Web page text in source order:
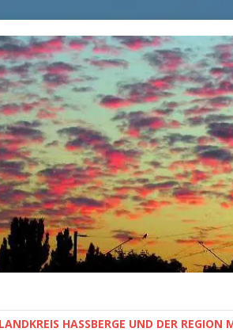
HASSBERGE UND DER REGION